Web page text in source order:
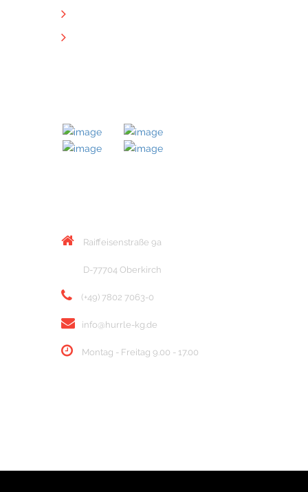
Raiffeisenstraße 9a
D-77704 Oberkirch
(+49) 7802 7063-0
info@hurrle-kg.de
Montag - Freitag 9.00 - 17.00